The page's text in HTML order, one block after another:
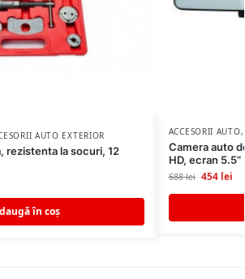
AUTO EXTERIOR
rezistenta la socuri, 12
în coș
ACCESORII AUTO
Camera auto
HD, ecran 5.5”
688lei 454 lei